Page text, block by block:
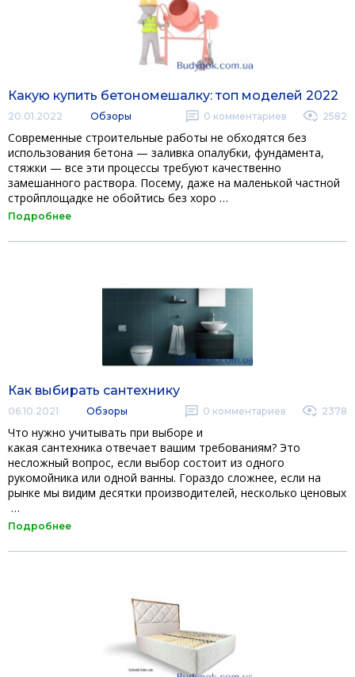
Какую купить бетономешалку: топ моделей 2022
20.01.2022 Обзоры 0 комментариев 2582
Современные строительные работы не обходятся без
использования бетона — заливка опалубки, фундамента,
стяжки — все эти процессы требуют качественно
замешанного раствора. Посему, даже на маленькой частной
стройплощадке не обойтись без хоро …
Подробнее
Как выбирать сантехнику
06.10.2021 Обзоры 0 комментариев 2378
Что нужно учитывать при выборе и
какая сантехника отвечает вашим требованиям? Это
несложный вопрос, если выбор состоит из одного
рукомойника или одной ванны. Гораздо сложнее, если на
рынке мы видим десятки производителей, несколько ценовых
…
Подробнее